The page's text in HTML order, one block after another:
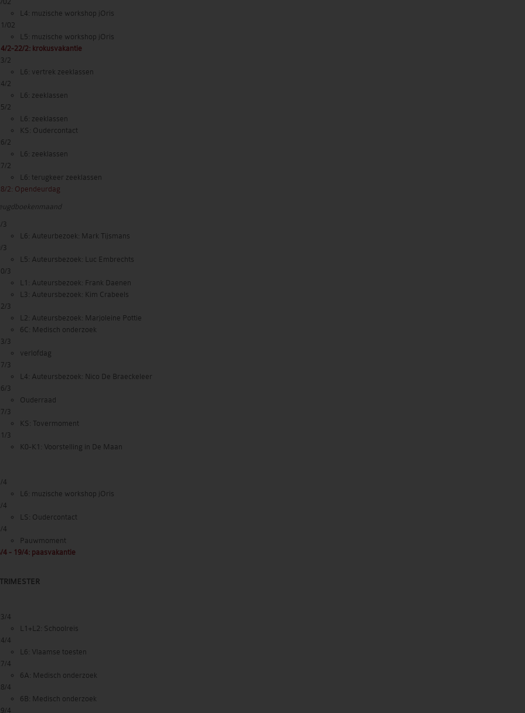
L4: muzische workshop jOris
02
L5: muzische workshop jOris
2-22/2: krokusvakantie
2
L6: vertrek zeeklassen
2
L6: zeeklassen
2
L6: zeeklassen
KS: Oudercontact
2
L6: zeeklassen
2
L6: terugkeer zeeklassen
2: Opendeurdag
3
L6: Auteurbezoek: Mark Tijsmans
3
L5: Auteursbezoek: Luc Embrechts
3
L1: Auteursbezoek: Frank Daenen
L3: Auteursbezoek: Kim Crabeels
3
L2: Auteursbezoek: Marjoleine Pottie
6C: Medisch onderzoek
3
verlofdag
3
L4: Auteursbezoek: Nico De Braeckeleer
3
Ouderraad
3
KS: Tovermoment
3
K0-K1: Voorstelling in De Maan
4
L6: muzische workshop jOris
4
LS: Oudercontact
4
Pauwmoment
4 - 19/4: paasvakantie
4
L1+L2: Schoolreis
4
L6: Vlaamse toesten
4
6A: Medisch onderzoek
4
6B: Medisch onderzoek
4